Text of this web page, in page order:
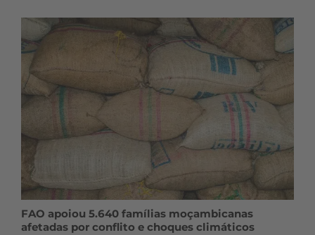
FAO apoiou 5.640 famílias moçambicanas
afetadas por conflito e choques climáticos